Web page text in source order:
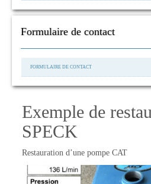
Formulaire de contact
FORMULAIRE DE CONTACT
Exemple de
SPECK
Restauration d’une pompe CAT